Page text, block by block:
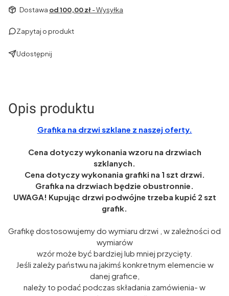
Dostawa od 100,00 zł- Wysyłka
Zapytaj o produkt
Udostępnij
Opis produktu
Grafika na drzwi szklane z naszej oferty.
Cena dotyczy wykonania wzoru na drzwiach
szklanych.
Cena dotyczy wykonania grafiki na 1 szt drzwi.
Grafika na drzwiach będzie obustronnie.
UWAGA! Kupując drzwi podwójne trzeba kupić 2 szt
grafik.
Grafikę dostosowujemy do wymiaru drzwi , w zależności od
wymiarów
wzór może być bardziej lub mniej przycięty.
Jeśli zależy państwu na jakimś konkretnym elemencie w
danej grafice,
należy to podać podczas składania zamówienia- w